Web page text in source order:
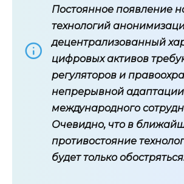
Постоянное появление
технологий
децентрализованный
цифровых активов
регуляторов и
непрерывной
международного
Очевидно, что в
противостояние
будет только